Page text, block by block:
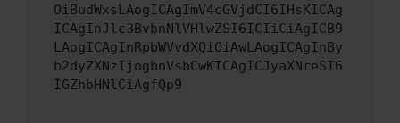
OiBudWxsLAogICAgImV4cGVjdCI6IHsKICAg
ICAgInJlc3BvbnNlVHlwZSI6ICIiCiAgICB9
LAogICAgInRpbWVvdXQiOiAwLAogICAgInBy
b2dyZXNzIjogbnVsbCwKICAgICJyaXNreSI6
IGZhbHNlCiAgfQp9